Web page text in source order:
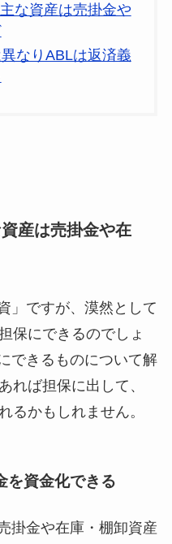
な資産は売掛金や
なりABLは返済義
産は売掛金や在
」ですが、漠然として
保にできるのでしょ
できるものについて解
れば担保に出して、
るかもしれません。
を資金化できる
掛金や在庫・棚卸資産